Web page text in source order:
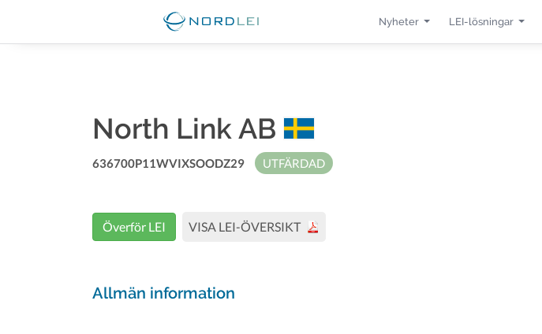
Nyheter LEI-lösningar
North Link AB
636700P11WVIXSOODZ29 UTFÄRDAD
Överför LEI VISA LEI-ÖVERSIKT
Allmän information